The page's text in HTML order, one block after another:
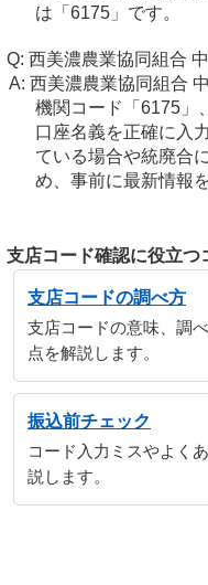
は「6175」です。
西美濃農業協同組合
西美濃農業協同組合
機関コード「6175」
口座名義を正確に入
ている場合や統廃合
め、事前に最新情報
支店コード確認に役立つ
支店コードの調べ方
支店コードの意味、調
点を解説します。
振込前チェック
コード入力ミスやよく
説します。